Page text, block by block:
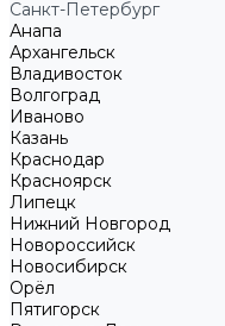
Санкт-Петербург
Анапа
Архангельск
Владивосток
Волгоград
Иваново
Казань
Краснодар
Красноярск
Липецк
Нижний Новгород
Новороссийск
Новосибирск
Орёл
Пятигорск